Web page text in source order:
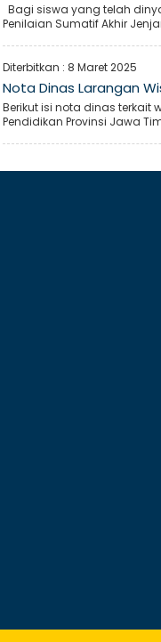
Bagi siswa yang telah
Penilaian Sumatif Akhir
Diterbitkan : 8 Maret 2025
Nota Dinas Larangan
Berikut isi nota dinas terkait
Pendidikan Provinsi Jawa